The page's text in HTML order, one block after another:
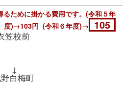
ために掛かる費用です。(令和５年
度)→103円 (令和６年度)→
105
笠校前
↓
白梅町